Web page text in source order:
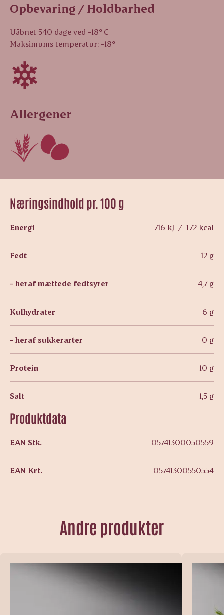
Næringsindhold pr. 100 g
Energi 716 kJ / 172 kcal
Fedt 12 g
- heraf mættede fedtsyrer 4,7 g
Kulhydrater 6 g
- heraf sukkerarter 0 g
Protein 10 g
Salt 1,5 g
Produktdata
EAN Stk. 05741300050559
EAN Krt. 05741300550554
Opbevaring / Holdbarhed
Uåbnet 540 dage ved -18° C
Maksimums temperatur: -18°
Allergener
Andre produkter